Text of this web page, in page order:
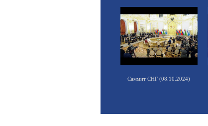
Саммит СНГ (08.10.2024)